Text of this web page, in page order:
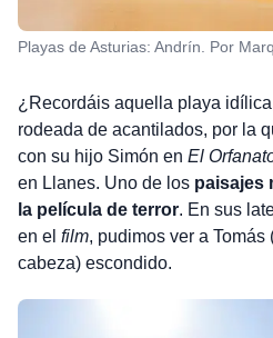
Playas de Asturias: Andrín. Por
¿Recordáis aquella playa
rodeada de acantilados, por la
con su hijo Simón en El
en Llanes. Uno de los paisajes
la película de terror. En sus
en el film, pudimos ver a
cabeza) escondido.